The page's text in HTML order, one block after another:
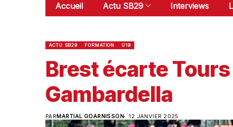
Accueil Actu SB29 Interviews
ACTU SB29 FORMATION U19
Brest écarte
Gambardella
PARMARTIAL GOARNISSON 12 JANVIER 2025